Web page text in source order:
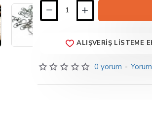
İndirimde
0 yorum -
ALIŞVERIŞ LISTEME